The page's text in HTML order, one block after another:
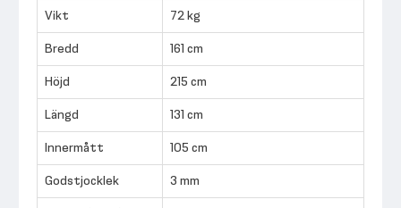
Vikt
72 kg
Bredd
161 cm
Höjd
215 cm
Längd
131 cm
Innermått
105 cm
Godstjocklek
3 mm